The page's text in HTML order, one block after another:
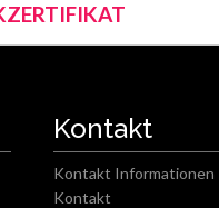
Kontakt
Kontakt Informationen
Kontakt